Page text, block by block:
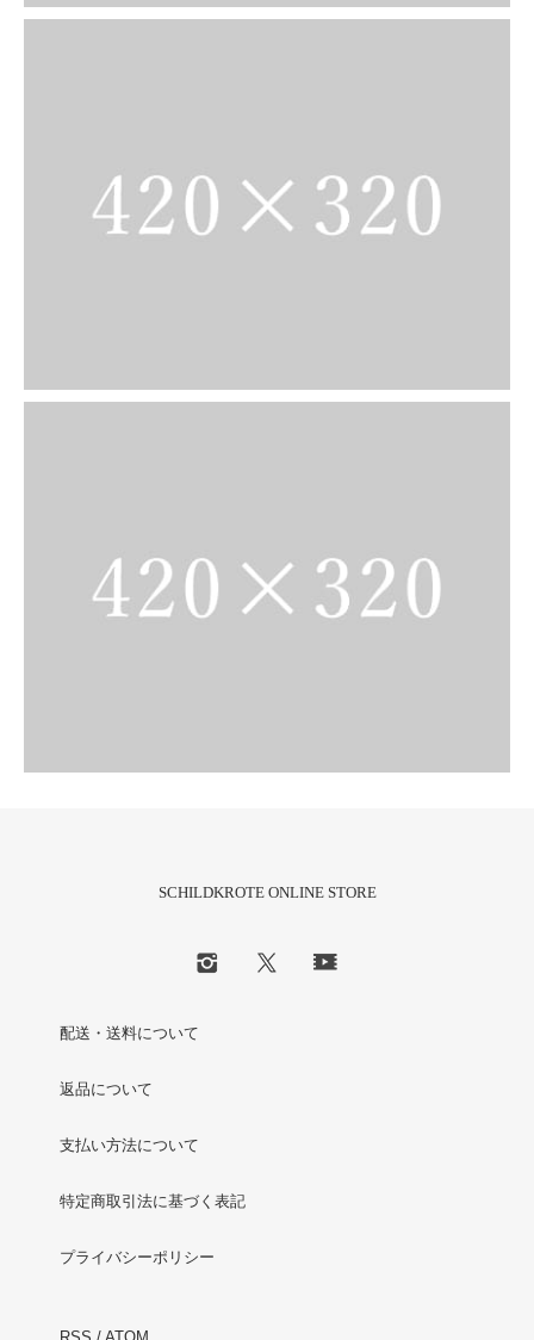
SCHILDKROTE ONLINE STORE
配送・送料について
返品について
支払い方法について
特定商取引法に基づく表記
プライバシーポリシー